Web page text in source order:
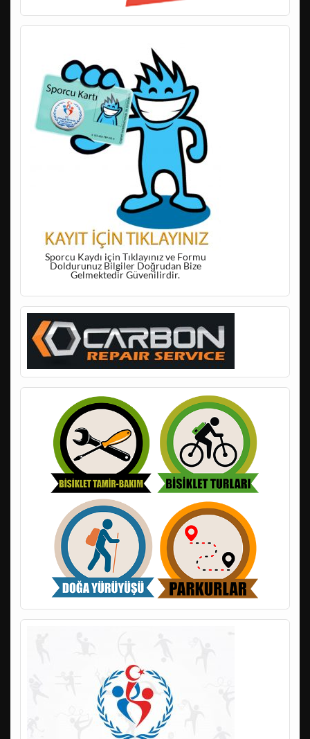
Sporcu Kaydı için Tıklayınız ve Formu
Doldurunuz Bilgiler Doğrudan Bize
Gelmektedir Güvenilirdir.